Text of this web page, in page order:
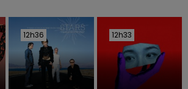
12h36
12h36 12h33
12h33